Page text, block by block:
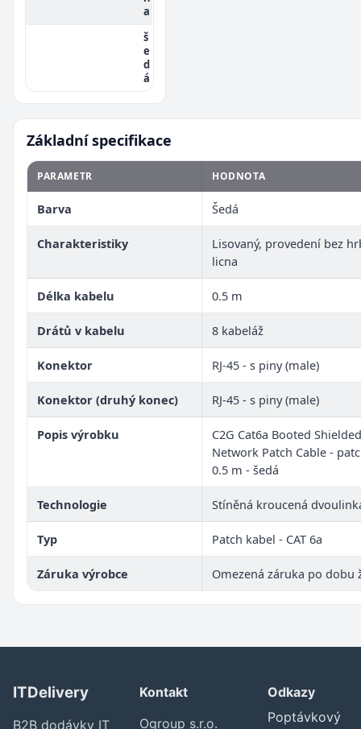
a
š
e
d
á
Základní specifikace
PARAMETR HODNOTA
Barva Šedá
Charakteristiky
Lisovaný, provedení bez
licna
Délka kabelu 0.5 m
Drátů v kabelu 8 kabeláž
Konektor RJ-45 - s piny (male)
Konektor (druhý konec) RJ-45 - s piny (male)
Popis výrobku
C2G Cat6a Booted
Network Patch Cable -
0.5 m - šedá
Technologie Stíněná kroucená
Typ Patch kabel - CAT 6a
Záruka výrobce Omezená záruka po dobu
ITDelivery
B2B dodávky IT
Kontakt
Ogroup s.r.o.
Odkazy
Poptávkový